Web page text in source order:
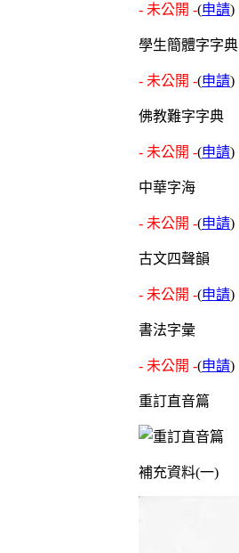
- 未公開 -(申請)
學生簡體字字典
- 未公開 -(申請)
佛教難字字典
- 未公開 -(申請)
中華字海
- 未公開 -(申請)
古文四聲韻
- 未公開 -(申請)
書法字彙
- 未公開 -(申請)
重訂直音篇
補充資料(一)